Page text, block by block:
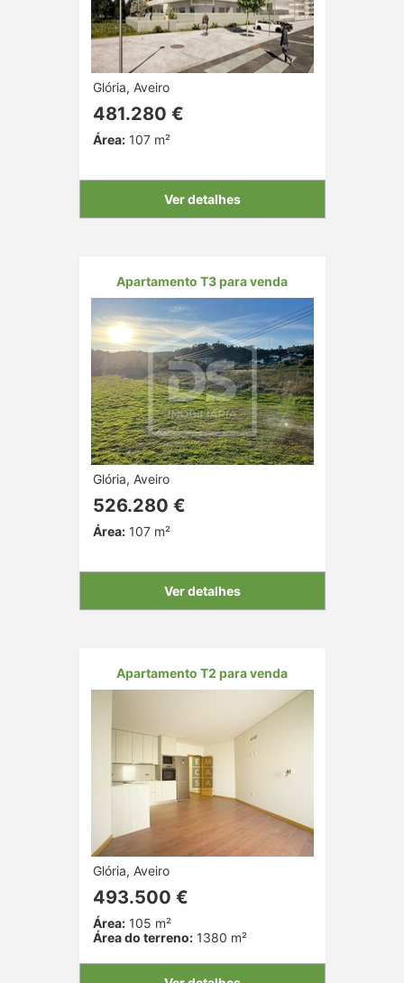
Glória, Aveiro
481.280 €
Área:107 m²
Ver detalhes
Apartamento T3 para venda
Glória, Aveiro
526.280 €
Área:107 m²
Ver detalhes
Apartamento T2 para venda
Glória, Aveiro
493.500 €
Área:105 m²
Área do terreno:1380 m²